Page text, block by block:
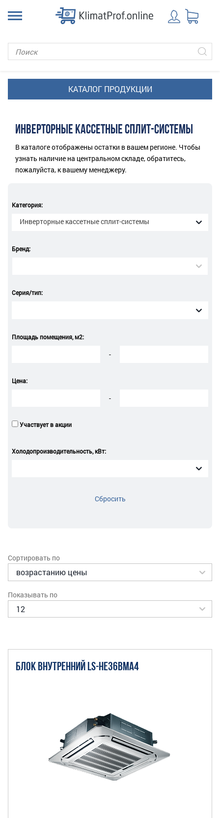
ИНВЕРТОРНЫЕ КАССЕТНЫЕ СПЛИТ-СИСТЕМЫ
В каталоге отображены остатки в вашем регионе. Чтобы
узнать наличие на центральном складе, обратитесь,
пожалуйста, к вашему менеджеру.
Категория:
Инверторные кассетные сплит-системы
Бренд:
Серия/тип:
Площадь помещения, м2:
-
Цена:
-
Участвует в акции
Холодопроизводительность, кВт:
Сбросить
Сортировать по
Показывать по
БЛОК ВНУТРЕННИЙ LS-HE36BMA4